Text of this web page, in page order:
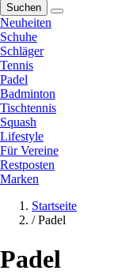
Suchen
Neuheiten
Schuhe
Schläger
Tennis
Padel
Badminton
Tischtennis
Squash
Lifestyle
Für Vereine
Restposten
Marken
Startseite
/ Padel
Padel